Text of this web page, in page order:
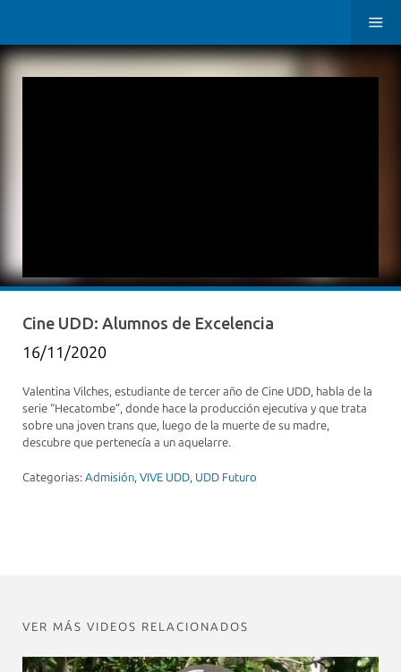
Cine UDD: Alumnos de Excelencia
16/11/2020
Valentina Vilches, estudiante de tercer año de Cine UDD, habla de la
serie “Hecatombe”, donde hace la producción ejecutiva y que trata
sobre una joven trans que, luego de la muerte de su madre,
descubre que pertenecía a un aquelarre.
Categorias: Admisión, VIVE UDD, UDD Futuro
VER MÁS VIDEOS RELACIONADOS